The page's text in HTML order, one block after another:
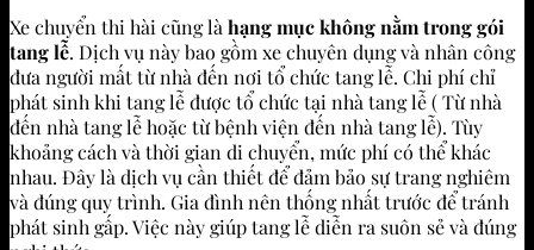
Xe chuyển thi hài cũng làhạng mục không nằm trong gói
tang lễ. Dịch vụ này bao gồm xe chuyên dụng và nhân công
đưa người mất từ nhà đến nơi tổ chức tang lễ. Chi phí chỉ
phát sinh khi tang lễ được tổ chức tại nhà tang lễ ( Từ nhà
đến nhà tang lễ hoặc từ bệnh viện đến nhà tang lễ). Tùy
khoảng cách và thời gian di chuyển, mức phí có thể khác
nhau. Đây là dịch vụ cần thiết để đảm bảo sự trang nghiêm
và đúng quy trình. Gia đình nên thống nhất trước để tránh
phát sinh gấp. Việc này giúp tang lễ diễn ra suôn sẻ và đúng